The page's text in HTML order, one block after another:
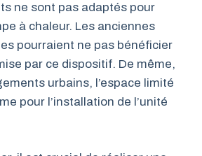
ne sont pas adaptés pour
à chaleur. Les anciennes
pourraient ne pas bénéficier
par ce dispositif. De même,
urbains, l’espace limité
pour l’installation de l’unité